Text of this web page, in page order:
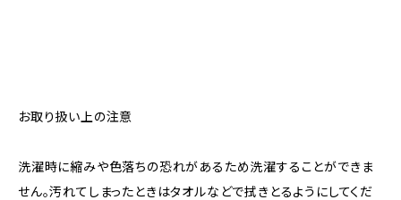
お取り扱い上の注意
洗濯時に縮みや色落ちの恐れがあるため洗濯することができま
せん。汚れてしまったときはタオルなどで拭きとるようにしてくだ